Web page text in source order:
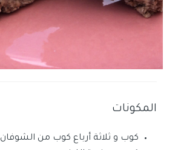
المكونات
كوب و ثلاثة أرباع كوب من الشوفان